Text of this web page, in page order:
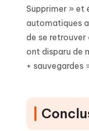
Supprimer » et
automatiques
de se
ont disparu de
+ sauvegardes